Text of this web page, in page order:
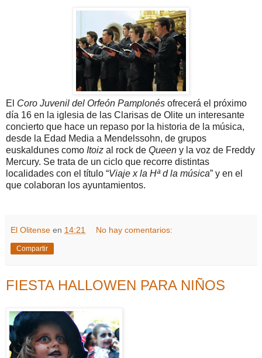
El Coro Juvenil del Orfeón Pamplonés ofrecerá el próximo
día 16 en la iglesia de las Clarisas de Olite un interesante
concierto que hace un repaso por la historia de la música,
desde la Edad Media a Mendelssohn, de grupos
euskaldunes como Itoiz al rock de Queen y la voz de Freddy
Mercury. Se trata de un ciclo que recorre distintas
localidades con el título “Viaje x la Hª d la música” y en el
que colaboran los ayuntamientos.
El Olitense en 14:21 No hay comentarios:
Compartir
FIESTA HALLOWEN PARA NIÑOS